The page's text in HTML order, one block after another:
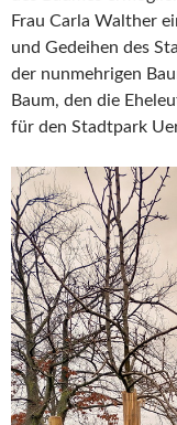
Frau Carla Walther
und Gedeihen des
der nunmehrigen
Baum, den die
für den Stadtpark